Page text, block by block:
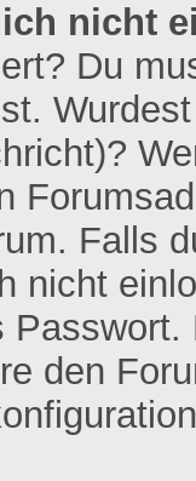
nicht
Du
Falls
nicht
den